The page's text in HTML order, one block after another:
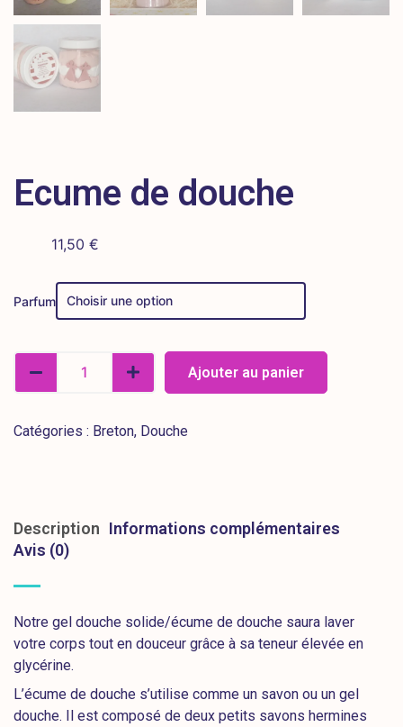
Ecume de douche
11,50 €
Parfum
Ajouter au panier
Catégories : Breton, Douche
Description Informations complémentaires
Avis (0)
Notre gel douche solide/écume de douche saura laver
votre corps tout en douceur grâce à sa teneur élevée en
glycérine.
L’écume de douche s’utilise comme un savon ou un gel
douche. Il est composé de deux petits savons hermines